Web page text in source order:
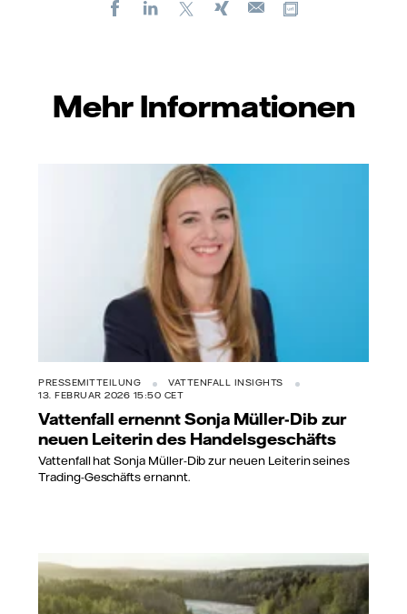
FacebookLinkedIn Xing
E-
Mehr Informationen
PRESSEMITTEILUNG
VATTENFALL INSIGHTS
13. FEBRUAR 2026 15:50 CET
Vattenfall ernennt Sonja Müller-Dib zur
neuen Leiterin des Handelsgeschäfts
Vattenfall hat Sonja Müller-Dib zur neuen Leiterin seines
Trading-Geschäfts ernannt.